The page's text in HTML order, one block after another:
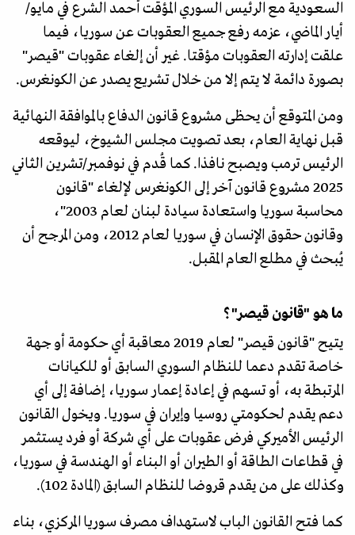
السعودية مع الرئيس السوري المؤقت أحمد الشرع في مايو/
أيار الماضي، عزمه رفع جميع العقوبات عن سوريا، فيما
علقت إدارته العقوبات مؤقتا. غير أن إلغاء عقوبات "قيصر"
بصورة دائمة لا يتم إلا من خلال تشريع يصدر عن الكونغرس.
ومن المتوقع أن يحظى مشروع قانون الدفاع بالموافقة النهائية
قبل نهاية العام، بعد تصويت مجلس الشيوخ، ليوقعه
الرئيس ترمب ويصبح نافذا. كما قُدم في نوفمبر/تشرين الثاني
2025 مشروع قانون آخر إلى الكونغرس لإلغاء "قانون
محاسبة سوريا واستعادة سيادة لبنان لعام 2003"،
وقانون حقوق الإنسان في سوريا لعام 2012، ومن المرجح أن
يُبحث في مطلع العام المقبل.
ما هو "قانون قيصر"؟
يتيح "قانون قيصر" لعام 2019 معاقبة أي حكومة أو جهة
خاصة تقدم دعما للنظام السوري السابق أو للكيانات
المرتبطة به، أو تسهم في إعادة إعمار سوريا، إضافة إلى أي
دعم يقدم لحكومتي روسيا وإيران في سوريا. ويخول القانون
الرئيس الأميركي فرض عقوبات على أي شركة أو فرد يستثمر
في قطاعات الطاقة أو الطيران أو البناء أو الهندسة في سوريا،
وكذلك على من يقدم قروضا للنظام السابق (المادة 102).
كما فتح القانون الباب لاستهداف مصرف سوريا المركزي، بناء